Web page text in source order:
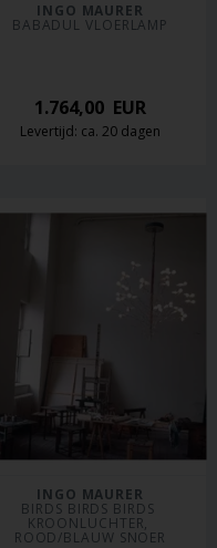
INGO MAURER
BABADUL VLOERLAMP
1.764,00 EUR
Levertijd: ca. 20 dagen
INGO MAURER
BIRDS BIRDS BIRDS
KROONLUCHTER,
ROOD/BLAUW SNOER